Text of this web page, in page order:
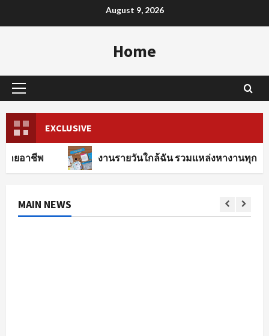
to
August 9, 2026
Home
Primary
EXCLUSIVE
งานรายวันใกล้ฉัน รวมแหล่งหางานทุกสาขาอาชีพ
MAIN NEWS